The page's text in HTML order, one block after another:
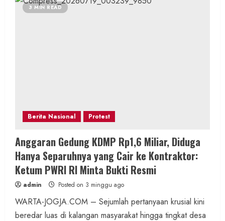
3 MIN READ
Berita Nasional Protest
Anggaran Gedung KDMP Rp1,6 Miliar, Diduga
Hanya Separuhnya yang Cair ke Kontraktor:
Ketum PWRI RI Minta Bukti Resmi
admin Posted on 3 minggu ago
WARTA-JOGJA.COM – Sejumlah pertanyaan krusial kini
beredar luas di kalangan masyarakat hingga tingkat desa